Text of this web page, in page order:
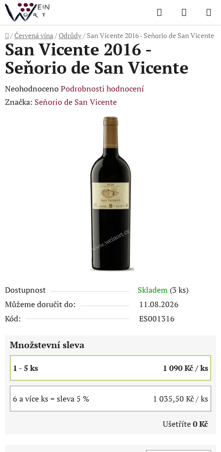
Přejít
na
obsah
Hledat
KOŠÍK
Domů
/Červená vína/Odrůdy/ San Vicente 2016 - Seňorio de San Vicente
Dostupnost Skladem (3 ks)
Můžeme doručit do:
11.08.2026
Kód:
ES001316
Množstevní sleva
1 - 5 ks 1 090 Kč/ ks
6 a více ks = sleva 5 % 1 035,50 Kč/ ks
Ušetříte0 Kč
San Vicente 2016 -
Seňorio de San Vicente
Průměrné
hodnocení
NeohodnocenoPodrobnosti hodnocení
Značka: Seňorio de San Vicente